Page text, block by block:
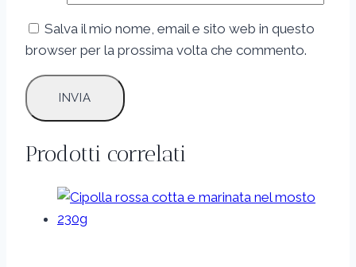
Salva il mio nome, email e sito web in questo
browser per la prossima volta che commento.
Prodotti correlati